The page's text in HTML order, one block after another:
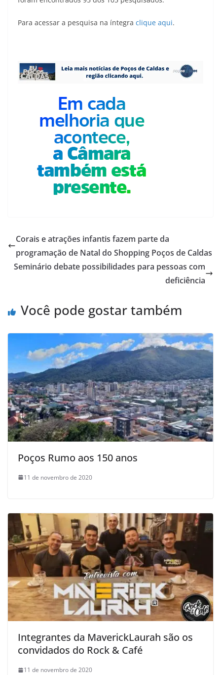
Para acessar a pesquisa na íntegra clique aqui.
Corais e atrações infantis fazem parte da
programação de Natal do Shopping Poços de Caldas
Seminário debate possibilidades para pessoas com
deficiência
Você pode gostar também
Poços Rumo aos 150 anos
11 de novembro de 2020
Integrantes da MaverickLaurah são os
convidados do Rock & Café
11 de novembro de 2020